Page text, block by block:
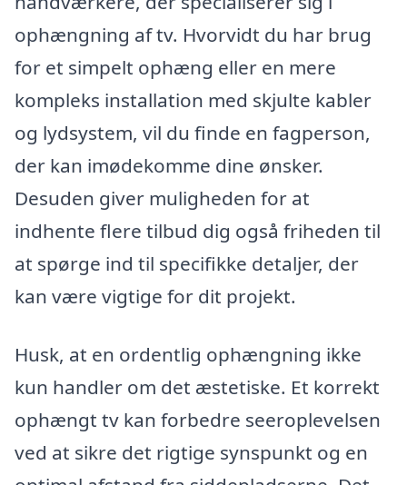
ophængning af tv. Hvorvidt du har brug
for et simpelt ophæng eller en mere
kompleks installation med skjulte kabler
og lydsystem, vil du finde en fagperson,
der kan imødekomme dine ønsker.
Desuden giver muligheden for at
indhente flere tilbud dig også friheden til
at spørge ind til specifikke detaljer, der
kan være vigtige for dit projekt.
Husk, at en ordentlig ophængning ikke
kun handler om det æstetiske. Et korrekt
ophængt tv kan forbedre seeroplevelsen
ved at sikre det rigtige synspunkt og en